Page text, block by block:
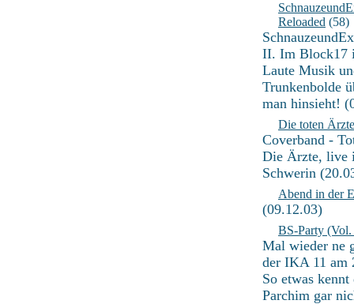
Reloaded (58)
II. Im Block17
Laute Musik
Trunkenbolde
man hinsieht!
Die toten Ärzte
Coverband -
Die Ärzte, live
Schwerin
Abend in der
(09.12.03)
BS-Party
Mal wieder ne
der IKA 11 am
So etwas
Parchim gar